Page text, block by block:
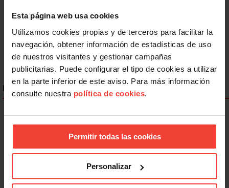
Esta página web usa cookies
Utilizamos cookies propias y de terceros para facilitar la
navegación, obtener información de estadísticas de uso
de nuestros visitantes y gestionar campañas
publicitarias. Puede configurar el tipo de cookies a utilizar
en la parte inferior de este aviso. Para más información
consulte nuestra política de cookies.
Permitir todas las cookies
Personalizar
Anterior 1 2
Siguiente
ENLACES DESTACADOS